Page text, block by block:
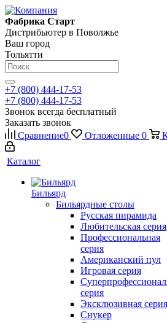
Фабрика Старт
Дистрибьютер в Поволжье
Ваш город
Тольятти
+7 (800) 444-17-53
+7 (800) 444-17-53
Звонок всегда бесплатный
Заказать звонок
Сравнение0 Отложенные 0
Каталог
Бильярд
Бильярдные столы
Русская пирамида
Любительская серия
Профессиональная
серия
Американский пул
Игровая серия
серия
Эксклюзивная серия
Снукер